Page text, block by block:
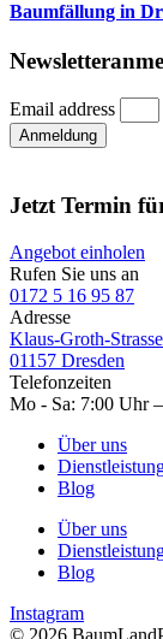
Baumfällung in
Email address
Anmeldung
Jetzt Termin
Angebot einholen
Rufen Sie uns an
0172 5 16 95 87
Adresse
Klaus-Groth-
01157 Dresden
Telefonzeiten
Mo - Sa: 7:00 Uhr
Über uns
Blog
Über uns
Blog
Instagram
© 2026